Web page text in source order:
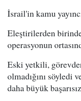
İsrail'in kamu
Eleştirilerden
operasyonun
Eski yetkili,
olmadığını söyledi
daha büyük